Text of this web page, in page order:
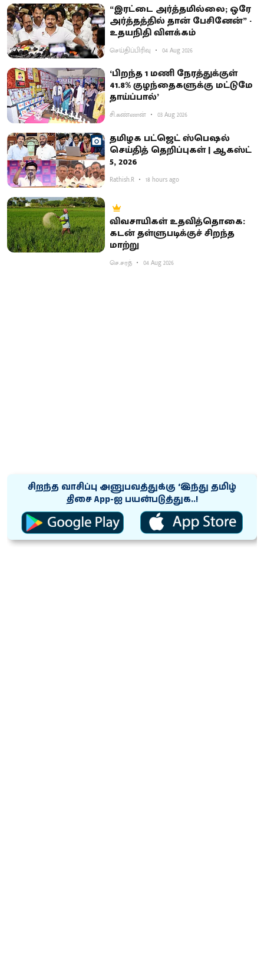
“இரட்டை அர்த்தமில்லை; ஒரே
அர்த்தத்தில் தான் பேசினேன்” -
உதயநிதி விளக்கம்
செய்திப்பிரிவு 04 Aug 2026
‘பிறந்த 1 மணி நேரத்துக்குள்
41.8% குழந்தைகளுக்கு மட்டுமே
தாய்ப்பால்’
சி.கண்ணன் 03 Aug 2026
தமிழக பட்ஜெட் ஸ்பெஷல்
செய்தித் தெறிப்புகள் | ஆகஸ்ட்
5, 2026
Rathish.R 18 hours ago
விவசாயிகள் உதவித்தொகை:
கடன் தள்ளுபடிக்குச் சிறந்த
மாற்று
செ.சரத் 04 Aug 2026
சிறந்த வாசிப்பு அனுபவத்துக்கு ‘இந்து தமிழ்
திசை App-ஐ பயன்படுத்துக..!